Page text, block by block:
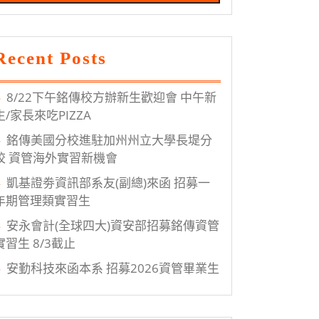
Posts
8/22下午銘傳校方辦新生歡迎會 中午新
/家長來吃PIZZA
銘傳美國分校進駐加州州立大學長堤分
資管海外實習新機會
凱基證劵資訊部系友(副總)來函 招募一
期管理類實習生
安永會計(全球四大)資安部招募銘傳資管
習生 8/3截止
安勤科技來函本系 招募2026資管畢業生